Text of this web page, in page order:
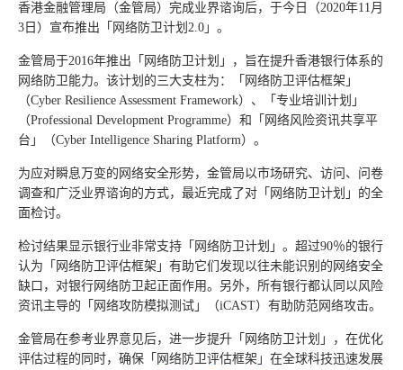
香港金融管理局（金管局）完成业界谘询后，于今日（2020年11月
3日）宣布推出「网络防卫计划2.0」。
金管局于2016年推出「网络防卫计划」，旨在提升香港银行体系的
网络防卫能力。该计划的三大支柱为：「网络防卫评估框架」
（Cyber Resilience Assessment Framework）、「专业培训计划」
（Professional Development Programme）和「网络风险资讯共享平
台」（Cyber Intelligence Sharing Platform）。
为应对瞬息万变的网络安全形势，金管局以市场研究、访问、问卷
调查和广泛业界谘询的方式，最近完成了对「网络防卫计划」的全
面检讨。
检讨结果显示银行业非常支持「网络防卫计划」。超过90％的银行
认为「网络防卫评估框架」有助它们发现以往未能识别的网络安全
缺口，对银行网络防卫起正面作用。另外，所有银行都认同以风险
资讯主导的「网络攻防模拟测试」（iCAST）有助防范网络攻击。
金管局在参考业界意见后，进一步提升「网络防卫计划」，在优化
评估过程的同时，确保「网络防卫评估框架」在全球科技迅速发展